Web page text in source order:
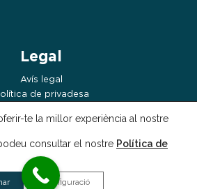
Legal
Avís legal
de privadesa
te la millor experiència al nostre
consultar el nostre Política de
Configuració